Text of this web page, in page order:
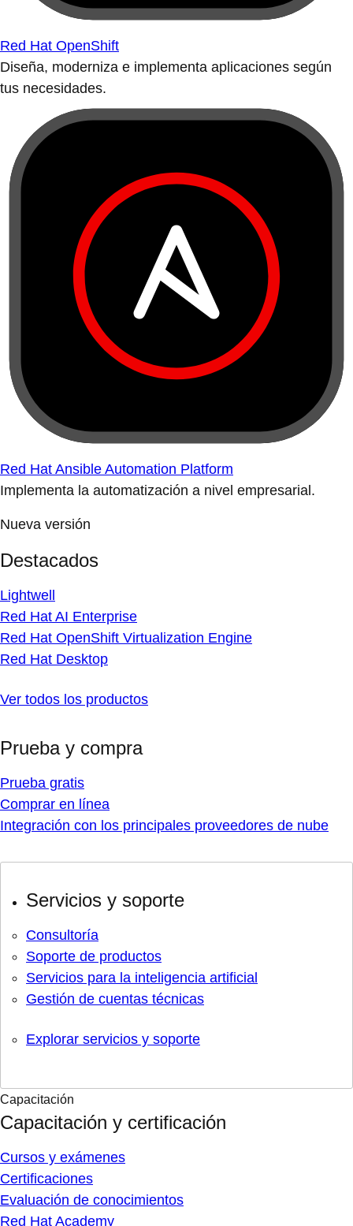
Red Hat OpenShift
Diseña, moderniza e implementa aplicaciones según
tus necesidades.
Red Hat Ansible Automation Platform
Implementa la automatización a nivel empresarial.
Nueva versión
Destacados
Lightwell
Red Hat AI Enterprise
Red Hat OpenShift Virtualization Engine
Red Hat Desktop
Ver todos los productos
Prueba y compra
Prueba gratis
Comprar en línea
Integración con los principales proveedores de nube
Servicios y soporte
Consultoría
Soporte de productos
Servicios para la inteligencia artificial
Gestión de cuentas técnicas
Explorar servicios y soporte
Capacitación
Capacitación y certificación
Cursos y exámenes
Certificaciones
Evaluación de conocimientos
Red Hat Academy